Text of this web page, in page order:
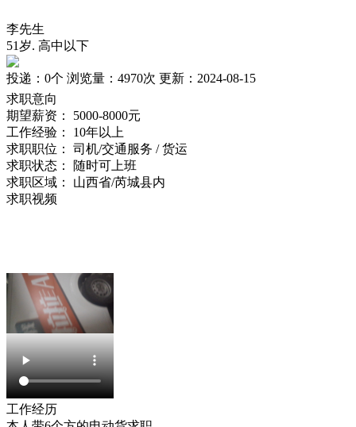
李先生
51岁. 高中以下
投递： 0个 浏览量： 4970次 更新： 2024-08-15
求职意向
期望薪资：
5000-8000元
工作经验：
10年以上
求职职位：
司机/交通服务 / 货运
求职状态：
随时可上班
求职区域：
山西省/芮城县内
求职视频
工作经历